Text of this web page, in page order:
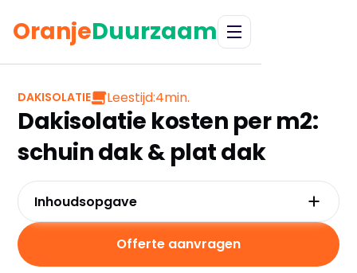
OranjeDuurzaam
DAKISOLATIE Leestijd:4min.
Dakisolatie kosten per m2:
schuin dak & plat dak
Inhoudsopgave
De kosten van dakisolatie
Subsidie op dakisolatie
Kosten van een schuin dak isoleren
Offerte aanvragen